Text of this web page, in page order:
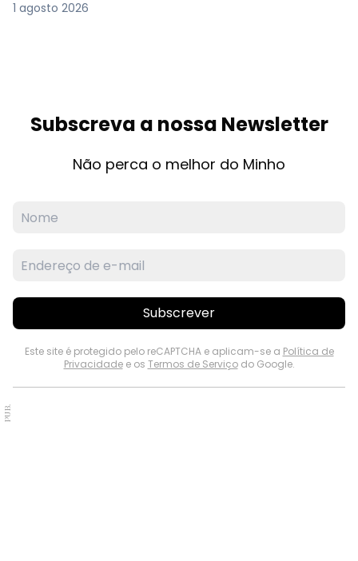
1 agosto 2026
Subscreva a nossa Newsletter
Não perca o melhor do Minho
Subscrever
Este site é protegido pelo reCAPTCHA e aplicam-se a Política de
Privacidadee os Termos de Serviçodo Google.
PUB.